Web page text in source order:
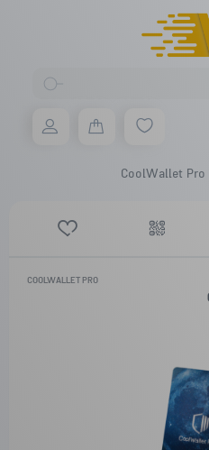
COOLWALLET PRO